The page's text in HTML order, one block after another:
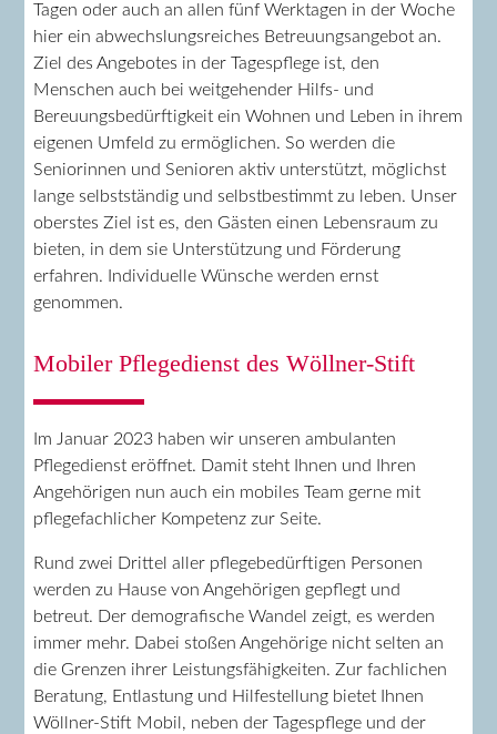
Tagen oder auch an allen fünf Werktagen in der Woche
hier ein abwechslungsreiches Betreuungsangebot an.
Ziel des Angebotes in der Tagespflege ist, den
Menschen auch bei weitgehender Hilfs- und
Bereuungsbedürftigkeit ein Wohnen und Leben in ihrem
eigenen Umfeld zu ermöglichen. So werden die
Seniorinnen und Senioren aktiv unterstützt, möglichst
lange selbstständig und selbstbestimmt zu leben. Unser
oberstes Ziel ist es, den Gästen einen Lebensraum zu
bieten, in dem sie Unterstützung und Förderung
erfahren. Individuelle Wünsche werden ernst
genommen.
Mobiler Pflegedienst des Wöllner-Stift
Im Januar 2023 haben wir unseren ambulanten
Pflegedienst eröffnet. Damit steht Ihnen und Ihren
Angehörigen nun auch ein mobiles Team gerne mit
pflegefachlicher Kompetenz zur Seite.
Rund zwei Drittel aller pflegebedürftigen Personen
werden zu Hause von Angehörigen gepflegt und
betreut. Der demografische Wandel zeigt, es werden
immer mehr. Dabei stoßen Angehörige nicht selten an
die Grenzen ihrer Leistungsfähigkeiten. Zur fachlichen
Beratung, Entlastung und Hilfestellung bietet Ihnen
Wöllner-Stift Mobil, neben der Tagespflege und der